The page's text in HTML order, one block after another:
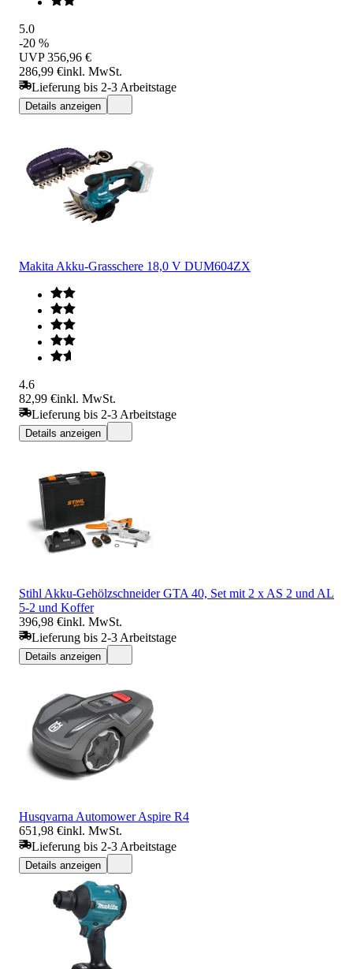
5.0
-20 %
UVP 356,96 €
286,99 €inkl. MwSt.
Lieferung bis 2-3 Arbeitstage
Details anzeigen
Makita Akku-Grasschere 18,0 V DUM604ZX
4.6
82,99 €inkl. MwSt.
Lieferung bis 2-3 Arbeitstage
Details anzeigen
Stihl Akku-Gehölzschneider GTA 40, Set mit 2 x AS 2 und AL
5-2 und Koffer
396,98 €inkl. MwSt.
Lieferung bis 2-3 Arbeitstage
Details anzeigen
Husqvarna Automower Aspire R4
651,98 €inkl. MwSt.
Lieferung bis 2-3 Arbeitstage
Details anzeigen